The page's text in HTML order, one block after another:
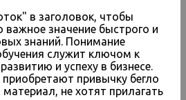
в заголовок, чтобы
важное значение быстрого и
знаний. Понимание
служит ключом к
и успеху в бизнесе.
привычку бегло
не хотят прилагать